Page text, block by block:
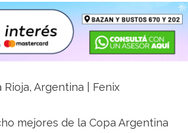
Rioja, Argentina | Fenix
mejores de la Copa Argentina